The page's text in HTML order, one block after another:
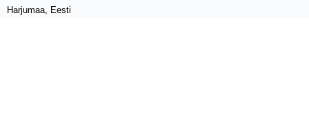
Harjumaa, Eesti